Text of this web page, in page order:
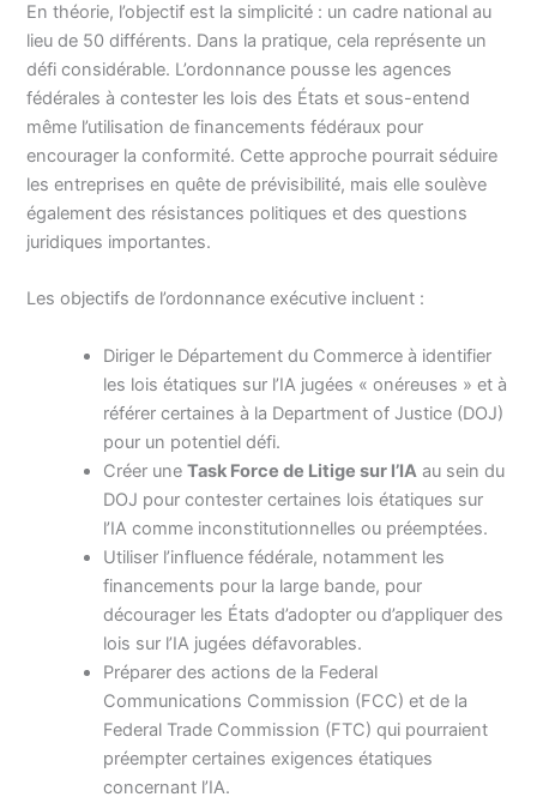
En théorie, l’objectif est la simplicité : un cadre national au
lieu de 50 différents. Dans la pratique, cela représente un
défi considérable. L’ordonnance pousse les agences
fédérales à contester les lois des États et sous-entend
même l’utilisation de financements fédéraux pour
encourager la conformité. Cette approche pourrait séduire
les entreprises en quête de prévisibilité, mais elle soulève
également des résistances politiques et des questions
juridiques importantes.
Les objectifs de l’ordonnance exécutive incluent :
Diriger le Département du Commerce à identifier
les lois étatiques sur l’IA jugées « onéreuses » et à
référer certaines à la Department of Justice (DOJ)
pour un potentiel défi.
Créer uneTask Force de Litige sur l’IA au sein du
DOJ pour contester certaines lois étatiques sur
l’IA comme inconstitutionnelles ou préemptées.
Utiliser l’influence fédérale, notamment les
financements pour la large bande, pour
décourager les États d’adopter ou d’appliquer des
lois sur l’IA jugées défavorables.
Préparer des actions de la Federal
Communications Commission (FCC) et de la
Federal Trade Commission (FTC) qui pourraient
préempter certaines exigences étatiques
concernant l’IA.